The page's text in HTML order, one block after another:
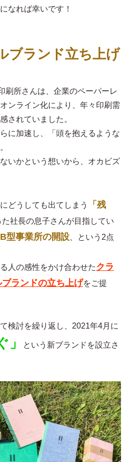
なれば幸いです！
ブランド立ち上げ
刷所さんは、企業のペーパーレ
ンライン化により、年々印刷需
されていました。
に加速し、「頭を抱えるような
いかという想いから、オカビズ
どうしても出てしまう
「残
社長の息子さんが目指してい
B型事業所の開設、という2点
人の感性をかけ合わせたクラ
ランドの立ち上げをご提
検討を繰り返し、2021年4月に
」
という新ブランドを設立さ